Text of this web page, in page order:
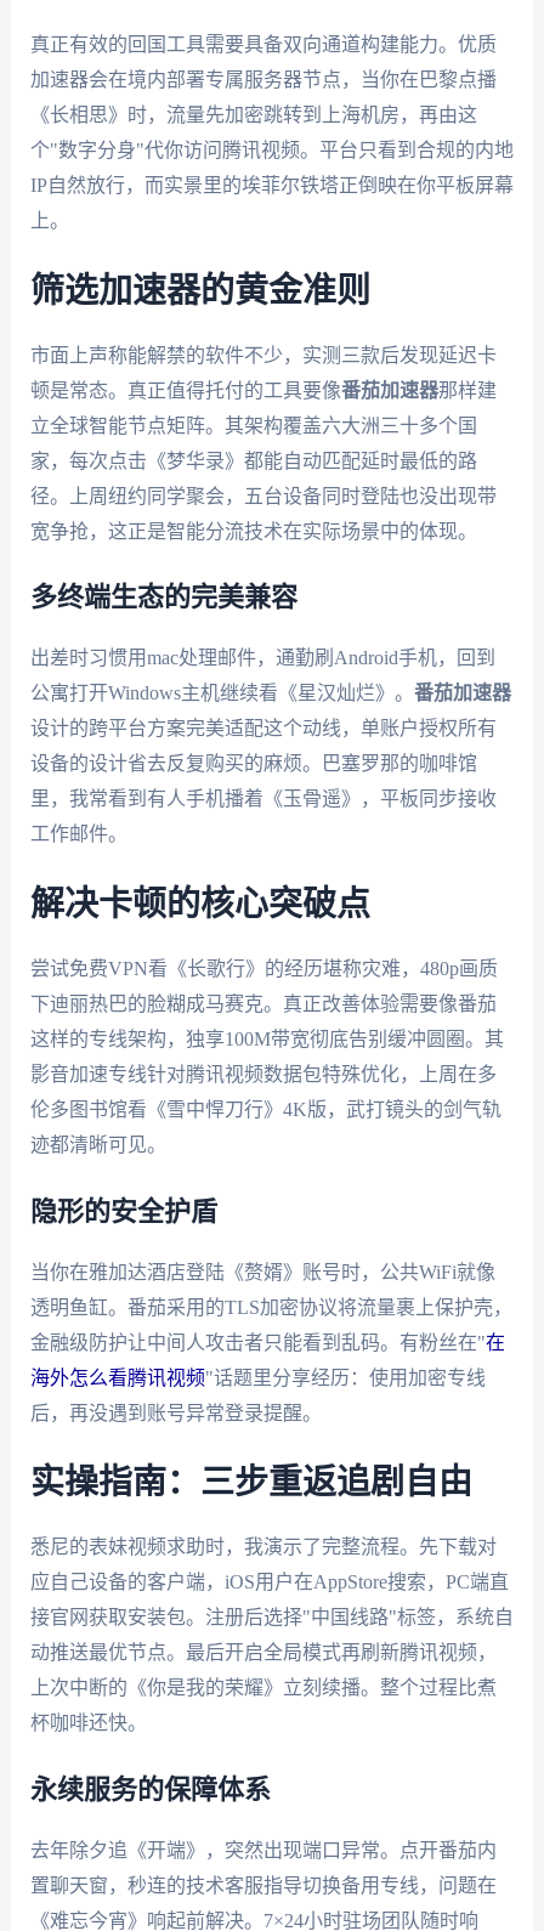
真正有效的回国工具需要具备双向通道构建能力。优质
加速器会在境内部署专属服务器节点，当你在巴黎点播
《长相思》时，流量先加密跳转到上海机房，再由这
个"数字分身"代你访问腾讯视频。平台只看到合规的内地
IP自然放行，而实景里的埃菲尔铁塔正倒映在你平板屏幕
上。
筛选加速器的黄金准则
市面上声称能解禁的软件不少，实测三款后发现延迟卡
顿是常态。真正值得托付的工具要像番茄加速器那样建
立全球智能节点矩阵。其架构覆盖六大洲三十多个国
家，每次点击《梦华录》都能自动匹配延时最低的路
径。上周纽约同学聚会，五台设备同时登陆也没出现带
宽争抢，这正是智能分流技术在实际场景中的体现。
多终端生态的完美兼容
出差时习惯用mac处理邮件，通勤刷Android手机，回到
公寓打开Windows主机继续看《星汉灿烂》。 番茄加速器
设计的跨平台方案完美适配这个动线，单账户授权所有
设备的设计省去反复购买的麻烦。巴塞罗那的咖啡馆
里，我常看到有人手机播着《玉骨遥》，平板同步接收
工作邮件。
解决卡顿的核心突破点
尝试免费VPN看《长歌行》的经历堪称灾难，480p画质
下迪丽热巴的脸糊成马赛克。真正改善体验需要像番茄
这样的专线架构，独享100M带宽彻底告别缓冲圆圈。其
影音加速专线针对腾讯视频数据包特殊优化，上周在多
伦多图书馆看《雪中悍刀行》4K版，武打镜头的剑气轨
迹都清晰可见。
隐形的安全护盾
当你在雅加达酒店登陆《赘婿》账号时，公共WiFi就像
透明鱼缸。番茄采用的TLS加密协议将流量裹上保护壳，
金融级防护让中间人攻击者只能看到乱码。有粉丝在"在
海外怎么看腾讯视频"话题里分享经历：使用加密专线
后，再没遇到账号异常登录提醒。
实操指南：三步重返追剧自由
悉尼的表妹视频求助时，我演示了完整流程。先下载对
应自己设备的客户端，iOS用户在AppStore搜索，PC端直
接官网获取安装包。注册后选择"中国线路"标签，系统自
动推送最优节点。最后开启全局模式再刷新腾讯视频，
上次中断的《你是我的荣耀》立刻续播。整个过程比煮
杯咖啡还快。
永续服务的保障体系
去年除夕追《开端》，突然出现端口异常。点开番茄内
置聊天窗，秒连的技术客服指导切换备用专线，问题在
《难忘今宵》响起前解决。7×24小时驻场团队随时响